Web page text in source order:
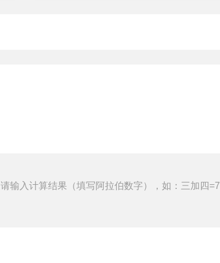
请输入计算结果（填写阿拉伯数字），如：三加四=7